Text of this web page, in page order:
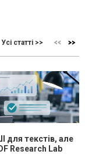
Усі статті >>
для текстів, але
Research Lab